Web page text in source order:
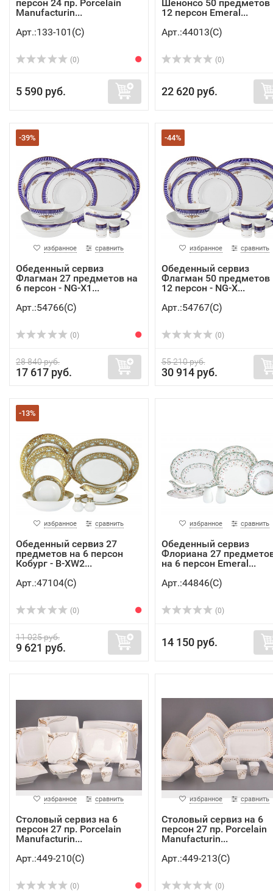
персон 24 пр. Porcelain
Manufacturin...
Арт.:133-101(C)
(0)
5 590 руб.
Шенонсо 50 предметов
12 персон Emeral...
Арт.:44013(C)
(0)
22 620 руб.
-39%
избранное сравнить
Обеденный сервиз
Флагман 27 предметов на
6 персон - NG-X1...
Арт.:54766(C)
(0)
28 840 руб.
17 617 руб.
-44%
избранное сравнить
Обеденный сервиз
Флагман 50 предметов
12 персон - NG-X...
Арт.:54767(C)
(0)
55 210 руб.
30 914 руб.
-13%
избранное сравнить
Обеденный сервиз 27
предметов на 6 персон
Кобург - B-XW2...
Арт.:47104(C)
(0)
11 025 руб.
9 621 руб.
избранное сравнить
Обеденный сервиз
Флориана 27
на 6 персон Emeral...
Арт.:44846(C)
(0)
14 150 руб.
избранное сравнить
Столовый сервиз на 6
персон 27 пр. Porcelain
Manufacturin...
Арт.:449-210(C)
(0)
избранное сравнить
Столовый сервиз на 6
персон 27 пр. Porcelain
Manufacturin...
Арт.:449-213(C)
(0)